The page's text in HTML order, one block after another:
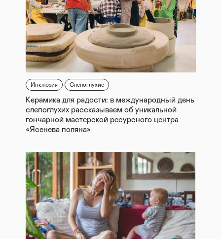
Инклюзия Слепоглухие
Керамика для радости: в международный день
слепоглухих рассказываем об уникальной
гончарной мастерской ресурсного центра
«Ясенева поляна»